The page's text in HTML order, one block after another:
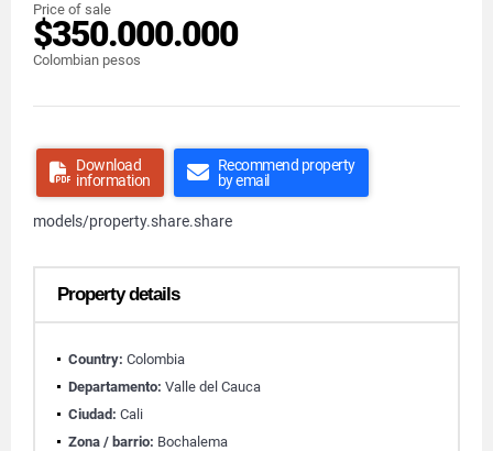
Price of sale
$350.000.000
Colombian pesos
Download
information
Recommend property
by email
models/property.share.share
Property details
Country: Colombia
Departamento: Valle del Cauca
Ciudad: Cali
Zona / barrio: Bochalema